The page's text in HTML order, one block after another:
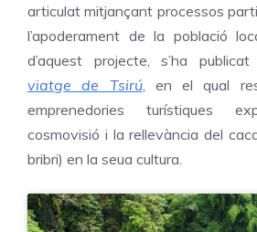
articulat mitjançant processos
l’apoderament de la població
d’aquest projecte, s’ha
viatge de Tsirú, en el qual
emprenedories turístiques
cosmovisió i la rellevància del
bribri) en la seua cultura.